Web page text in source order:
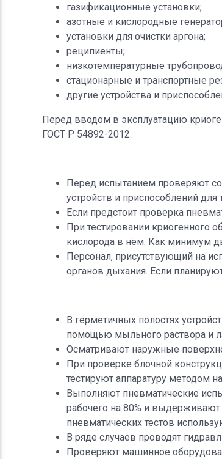
газификационные установки;
азотные и кислородные
установки для очистки аргона;
реципиенты;
низкотемпературные
стационарные и транспортные
другие устройства и
Перед вводом в эксплуатацию
ГОСТ Р 54892-2012.
Перед испытанием проверяют
устройств и приспособлений
Если предстоит проверка
При тестировании криогенного
кислорода в нём. Как минимум
Персонал, присутствующий на
органов дыхания. Если
В герметичных полостях
помощью мыльного раствора и
Осматривают наружные
При проверке блочной
тестируют аппаратуру методом
Выполняют пневматические
рабочего на 80% и
пневматических тестов
В ряде случаев проводят
Проверяют машинное